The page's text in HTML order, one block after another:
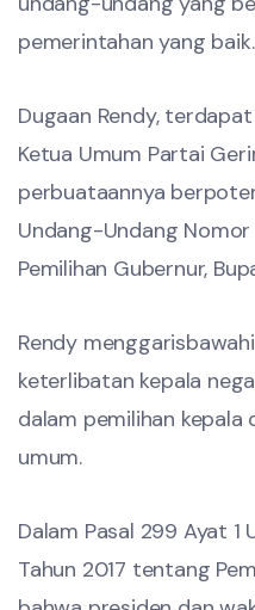
pemerintahan yang baik.
Dugaan Rendy,
Ketua Umum Partai
perbuataannya
Undang-Undang
Pemilihan Gubernur,
Rendy
keterlibatan kepala
dalam pemilihan kepala
umum.
Dalam Pasal 299 Ayat
Tahun 2017 tentang